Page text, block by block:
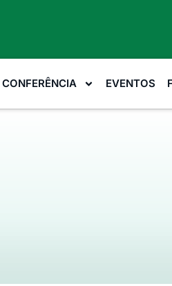
CONFERÊNCIA EVENTOS